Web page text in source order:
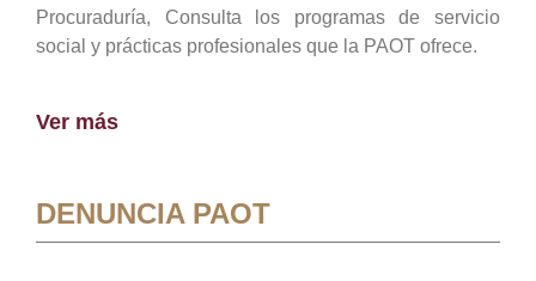
Procuraduría, Consulta los programas de servicio
social y prácticas profesionales que la PAOT ofrece.
Ver más
DENUNCIA PAOT